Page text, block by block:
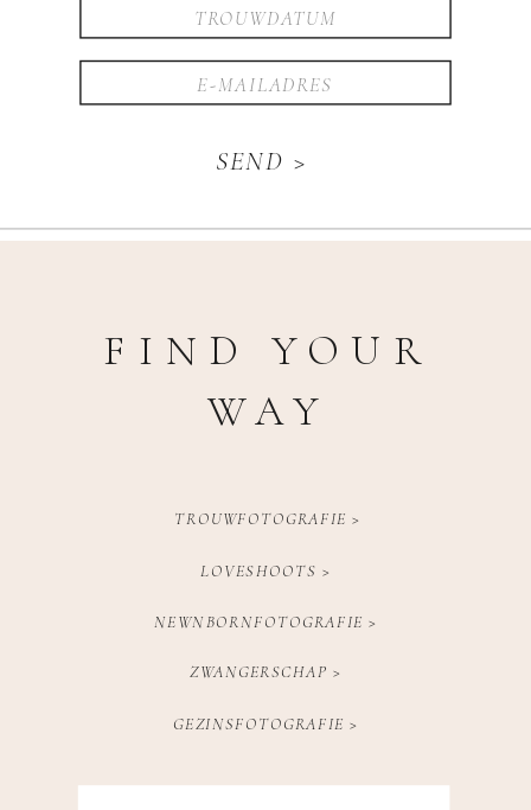
SEND >
FIND YOUR
WAY
TROUWFOTOGRAFIE >
LOVESHOOTS >
NEWNBORNFOTOGRAFIE >
ZWANGERSCHAP >
GEZINSFOTOGRAFIE >